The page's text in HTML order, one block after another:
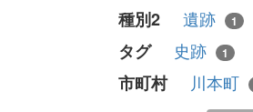
種別2 遺跡 1
タグ 史跡 1
市町村 川本町